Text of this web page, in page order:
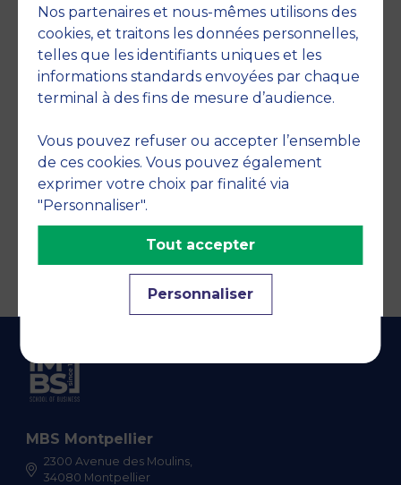
Engagements
MBS Montpellier
2300 Avenue des Moulins,
34080 Montpellier
Nos partenaires et nous-mêmes utilisons des
cookies, et traitons les données personnelles,
telles que les identifiants uniques et les
informations standards envoyées par chaque
terminal à des fins de mesure d’audience.
Vous pouvez refuser ou accepter l’ensemble
de ces cookies. Vous pouvez également
exprimer votre choix par finalité via
"Personnaliser".
Personnaliser
Tout accepter